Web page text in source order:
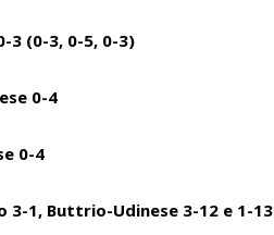
3 (0-3, 0-5, 0-3)
0-4
0-4
3-1, Buttrio-Udinese 3-12 e 1-13